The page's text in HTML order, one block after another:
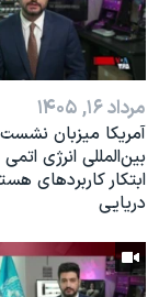
مرداد ۱۶, ۱۴۰۵
آمریکا میزبان
بین‌المللی انرژی اتمی
ابتکار کاربردهای
دریایی